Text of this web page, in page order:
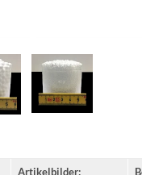
Artikelbilder: